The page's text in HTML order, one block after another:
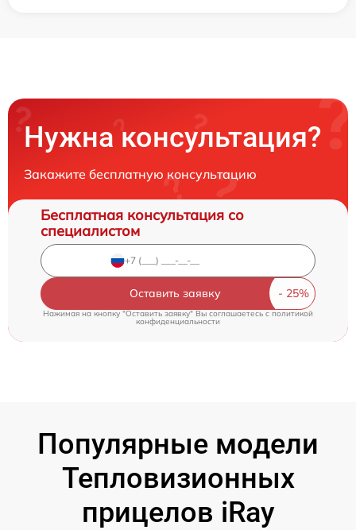
Нужна консультация?
Закажите бесплатную консультацию
Бесплатная консультация со
специалистом
Оставить заявку
Нажимая на кнопку "Оставить заявку" Вы соглашаетесь cполитикой
конфиденциальности
Популярные модели
Тепловизионных
прицелов iRay